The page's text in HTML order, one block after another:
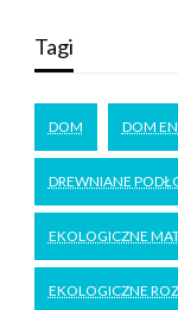
Tagi
DOM DOM
DREWNIANE
EKOLOGICZNE
EKOLOGICZNE